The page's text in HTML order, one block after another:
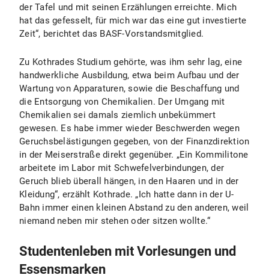
der Tafel und mit seinen Erzählungen erreichte. Mich
hat das gefesselt, für mich war das eine gut investierte
Zeit“, berichtet das BASF-Vorstandsmitglied.
Zu Kothrades Studium gehörte, was ihm sehr lag, eine
handwerkliche Ausbildung, etwa beim Aufbau und der
Wartung von Apparaturen, sowie die Beschaffung und
die Entsorgung von Chemikalien. Der Umgang mit
Chemikalien sei damals ziemlich unbekümmert
gewesen. Es habe immer wieder Beschwerden wegen
Geruchsbelästigungen gegeben, von der Finanzdirektion
in der Meiserstraße direkt gegenüber. „Ein Kommilitone
arbeitete im Labor mit Schwefelverbindungen, der
Geruch blieb überall hängen, in den Haaren und in der
Kleidung“, erzählt Kothrade. „Ich hatte dann in der U-
Bahn immer einen kleinen Abstand zu den anderen, weil
niemand neben mir stehen oder sitzen wollte.“
Studentenleben mit Vorlesungen und
Essensmarken